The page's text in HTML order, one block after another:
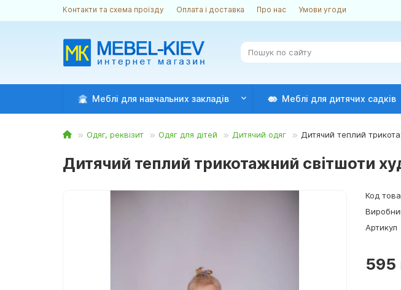
Контакти та схема проїзду Оплата і доставка Про нас Умови угоди
Меблі для навчальних закладів Меблі для дитячих садків
Одяг, реквізит Одяг для дітей Дитячий одяг Дитячий теплий
Дитячий теплий трикотажний світшоти
Код
Артикул
595